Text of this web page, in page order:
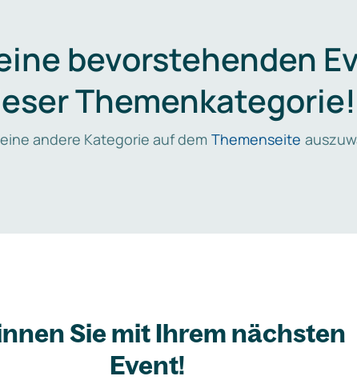
bevorstehenden
Themenkategorie!
andere Kategorie auf dem Themenseite
Sie mit Ihrem nächsten
Event!